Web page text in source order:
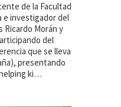
de la Facultad
e investigador del
Ricardo Morán y
del
que se lleva
presentando
ki…